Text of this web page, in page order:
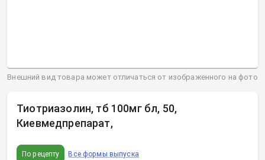
Тиотриазолин, тб 100мг бл, 50,
Киевмедпрепарат,
По рецепту Все формы выпуска
Внешний вид товара может отличаться от изображенного на фото